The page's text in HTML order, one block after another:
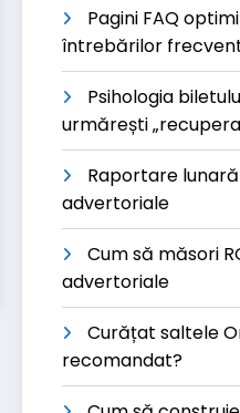
Pagini FAQ
întrebărilor
Psihologia
urmărești
Raportare
advertoriale
Cum să măsori
advertoriale
Curățat saltele
recomandat?